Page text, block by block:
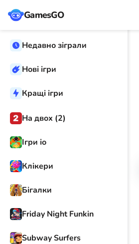
GamesGO
Недавно зіграли
Нові ігри
Кращі ігри
На двох (2)
Ігри іо
Клікери
Бігалки
Friday Night Funkin
Subway Surfers